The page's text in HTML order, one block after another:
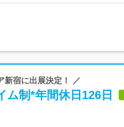
新宿に出展決定！ ／
ム制*年間休日126日